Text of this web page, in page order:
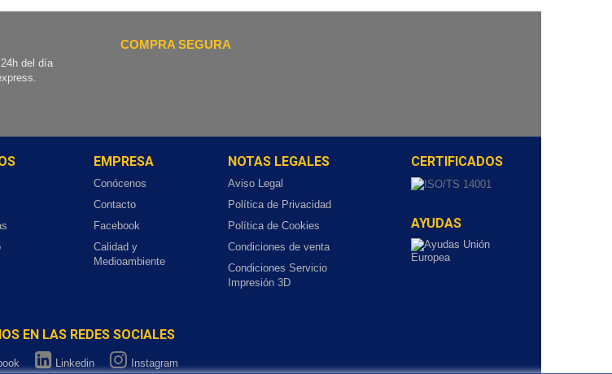
del día
COMPRA SEGURA
EMPRESA
Conócenos
Contacto
Facebook
Calidad y
Medioambiente
NOTAS LEGALES
Aviso Legal
Política de Privacidad
Política de Cookies
Condiciones de venta
Condiciones Servicio
Impresión 3D
CERTIFICADOS
AYUDAS
EN LAS REDES SOCIALES
Linkedin Instagram